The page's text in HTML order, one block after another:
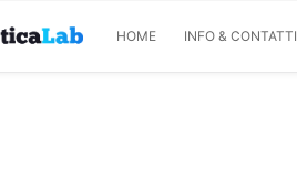
HOME INFO & CONTATTI